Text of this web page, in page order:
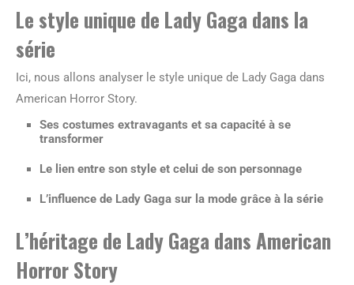
Le style unique de Lady Gaga dans la
série
Ici, nous allons analyser le style unique de Lady Gaga dans
American Horror Story.
Ses costumes extravagants et sa capacité à se
transformer
Le lien entre son style et celui de son personnage
L’influence de Lady Gaga sur la mode grâce à la série
L’héritage de Lady Gaga dans American
Horror Story